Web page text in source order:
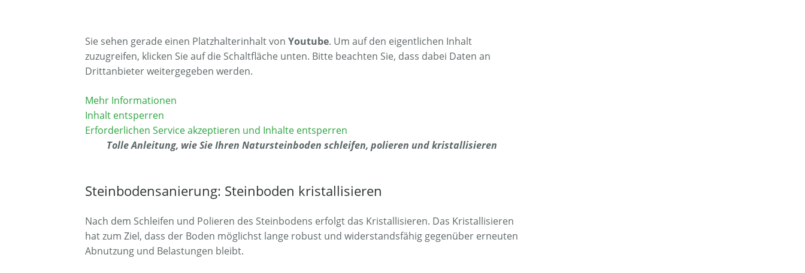
Sie sehen gerade einen Platzhalterinhalt von Youtube. Um auf den eigentlichen Inhalt
zuzugreifen, klicken Sie auf die Schaltfläche unten. Bitte beachten Sie, dass dabei Daten an
Drittanbieter weitergegeben werden.
Mehr Informationen
Inhalt entsperren
Erforderlichen Service akzeptieren und Inhalte entsperren
Tolle Anleitung, wie Sie Ihren Natursteinboden schleifen, polieren und kristallisieren
Steinbodensanierung: Steinboden kristallisieren
Nach dem Schleifen und Polieren des Steinbodens erfolgt das Kristallisieren. Das Kristallisieren
hat zum Ziel, dass der Boden möglichst lange robust und widerstandsfähig gegenüber erneuten
Abnutzung und Belastungen bleibt.